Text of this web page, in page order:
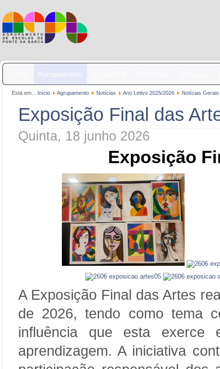
Agrupamento
Está em... Início Agrupamento Notícias Ano Letivo 2025/2026 Notícias
Exposição Final das
Quinta, 18 junho 2026
Exposição
A Exposição Final das Artes
de 2026, tendo como tema
influência que esta
aprendizagem. A iniciativa